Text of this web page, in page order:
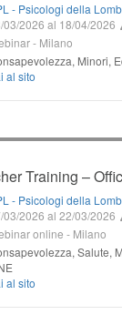
- Psicologi della
03/2026 al 18/04/2026
- Milano
Minori,
Training –
- Psicologi della
03/2026 al 22/03/2026
online - Milano
Salute,